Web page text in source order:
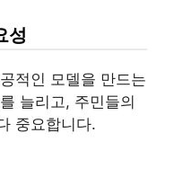
성
적인 모델을 만드는
늘리고, 주민들의
중요합니다.